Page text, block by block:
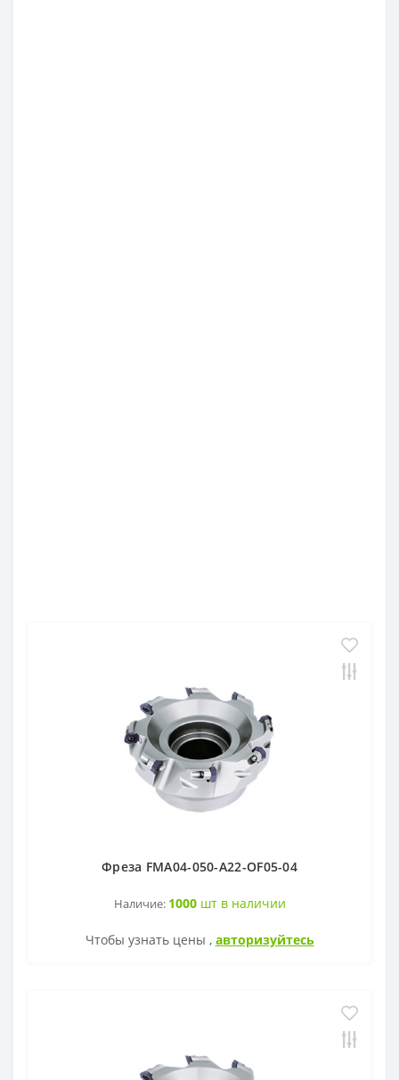
Фреза FMA04-050-A22-OF05-04
Наличие: 1000шт в наличии
Чтобы узнать цены , авторизуйтесь